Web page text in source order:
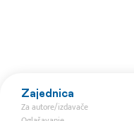
Zajednica
Za autore/izdavače